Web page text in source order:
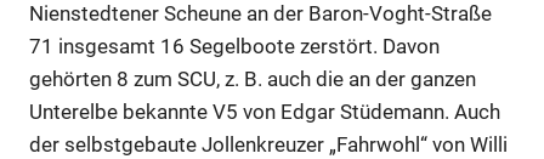
Nienstedtener Scheune an der Baron-Voght-Straße
71 insgesamt 16 Segelboote zerstört. Davon
gehörten 8 zum SCU, z. B. auch die an der ganzen
Unterelbe bekannte V5 von Edgar Stüdemann. Auch
der selbstgebaute Jollenkreuzer „Fahrwohl“ von Willi